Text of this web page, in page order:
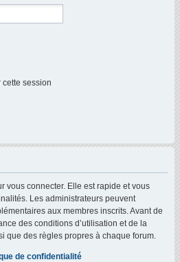
cette session
vous connecter. Elle est rapide et vous
Les administrateurs peuvent
aux membres inscrits. Avant de
des conditions d’utilisation et de la
que des règles propres à chaque forum.
de confidentialité